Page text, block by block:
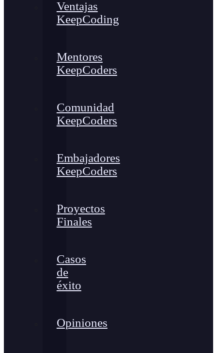
Ventajas
KeepCoding
Mentores
KeepCoders
Comunidad
KeepCoders
Embajadores
KeepCoders
Proyectos
Finales
Casos
de
éxito
Opiniones